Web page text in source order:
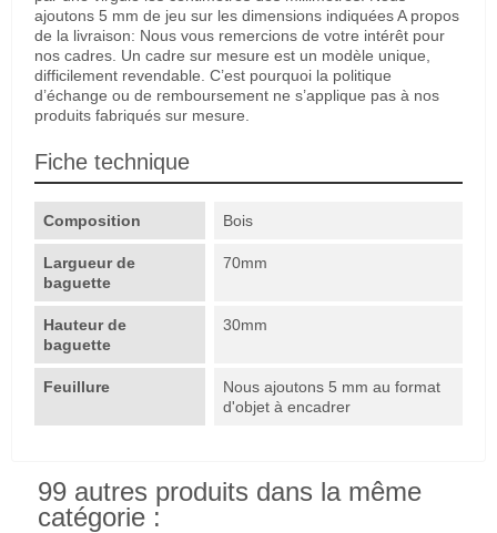
ajoutons 5 mm de jeu sur les dimensions indiquées A propos
de la livraison: Nous vous remercions de votre intérêt pour
nos cadres. Un cadre sur mesure est un modèle unique,
difficilement revendable. C’est pourquoi la politique
d’échange ou de remboursement ne s’applique pas à nos
produits fabriqués sur mesure.
Fiche technique
Composition Bois
Largueur de
baguette
70mm
Hauteur de
baguette
30mm
Feuillure
Nous ajoutons 5 mm au format
d'objet à encadrer
99 autres produits dans la même
catégorie :